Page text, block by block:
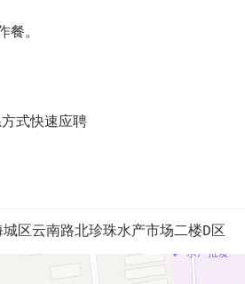
餐。
方式快速应聘
区云南路北珍珠水产市场二楼D区